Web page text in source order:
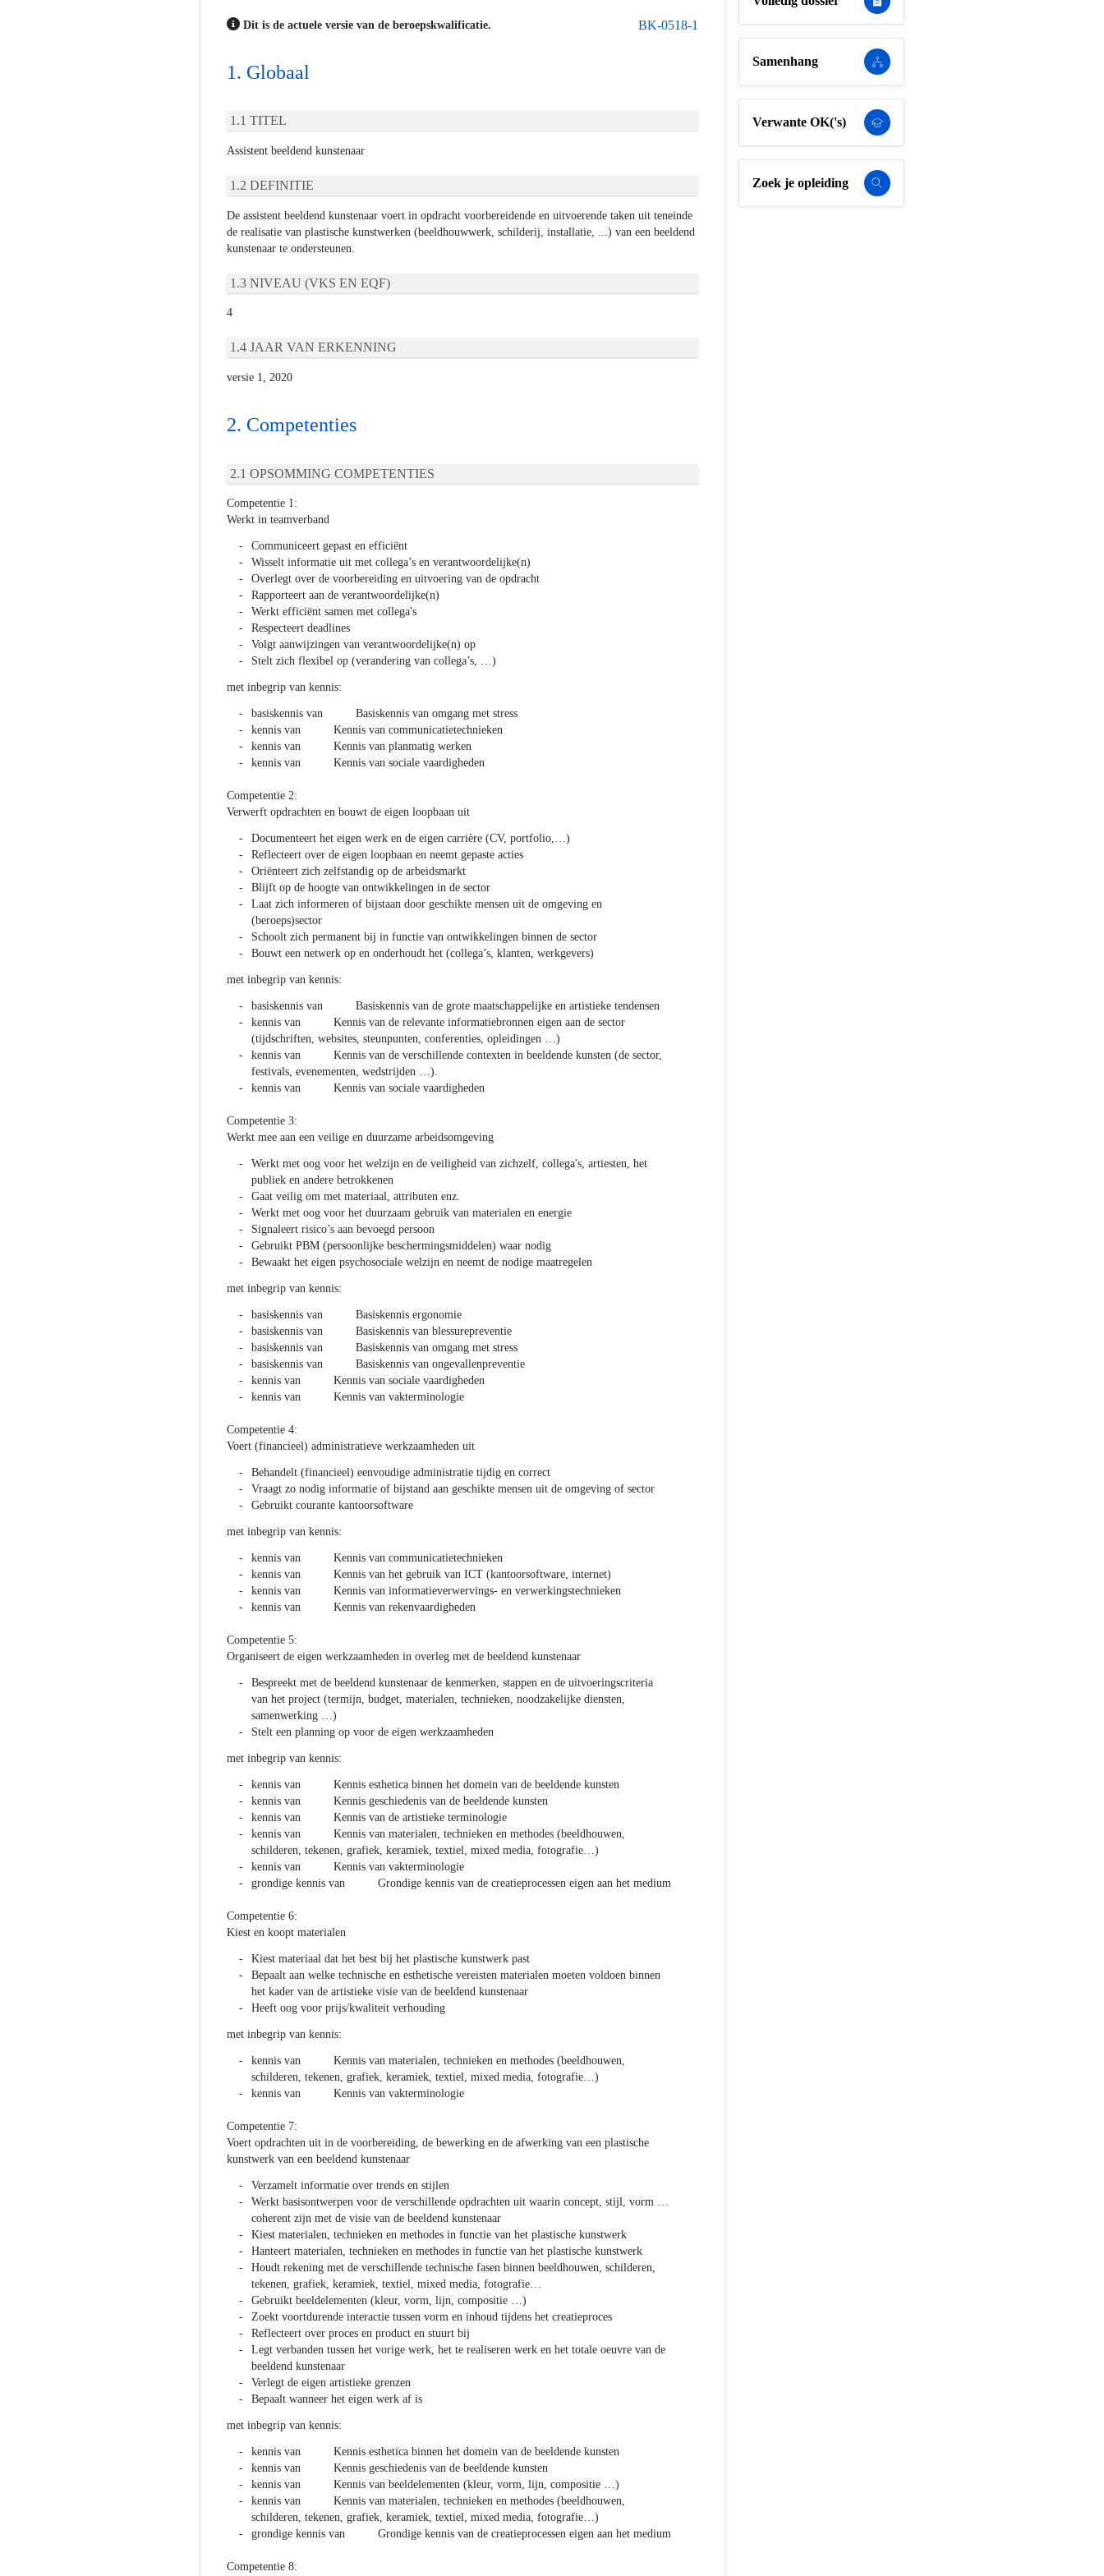
BK-0518-1
Dit is de actuele versie van de beroepskwalificatie.
Globaal
TITEL
Assistent beeldend kunstenaar
DEFINITIE
De assistent beeldend kunstenaar voert in opdracht voorbereidende en uitvoerende taken uit teneinde
de realisatie van plastische kunstwerken (beeldhouwwerk, schilderij, installatie, ...) van een beeldend
kunstenaar te ondersteunen.
NIVEAU (VKS EN EQF)
4
JAAR VAN ERKENNING
versie 1, 2020
Competenties
OPSOMMING COMPETENTIES
Competentie 1:
Werkt in teamverband
Communiceert gepast en efficiënt
Wisselt informatie uit met collega’s en verantwoordelijke(n)
Overlegt over de voorbereiding en uitvoering van de opdracht
Rapporteert aan de verantwoordelijke(n)
Werkt efficiënt samen met collega's
Respecteert deadlines
Volgt aanwijzingen van verantwoordelijke(n) op
Stelt zich flexibel op (verandering van collega’s, …)
met inbegrip van kennis:
basiskennis van Basiskennis van omgang met stress
kennis van Kennis van communicatietechnieken
kennis van Kennis van planmatig werken
kennis van Kennis van sociale vaardigheden
Competentie 2:
Verwerft opdrachten en bouwt de eigen loopbaan uit
Documenteert het eigen werk en de eigen carrière (CV, portfolio,…)
Reflecteert over de eigen loopbaan en neemt gepaste acties
Oriënteert zich zelfstandig op de arbeidsmarkt
Blijft op de hoogte van ontwikkelingen in de sector
Laat zich informeren of bijstaan door geschikte mensen uit de omgeving en
(beroeps)sector
Schoolt zich permanent bij in functie van ontwikkelingen binnen de sector
Bouwt een netwerk op en onderhoudt het (collega’s, klanten, werkgevers)
met inbegrip van kennis:
basiskennis van Basiskennis van de grote maatschappelijke en artistieke tendensen
kennis van Kennis van de relevante informatiebronnen eigen aan de sector
(tijdschriften, websites, steunpunten, conferenties, opleidingen …)
kennis van Kennis van de verschillende contexten in beeldende kunsten (de sector,
festivals, evenementen, wedstrijden …).
kennis van Kennis van sociale vaardigheden
Competentie 3:
Werkt mee aan een veilige en duurzame arbeidsomgeving
Werkt met oog voor het welzijn en de veiligheid van zichzelf, collega's, artiesten, het
publiek en andere betrokkenen
Gaat veilig om met materiaal, attributen enz.
Werkt met oog voor het duurzaam gebruik van materialen en energie
Signaleert risico’s aan bevoegd persoon
Gebruikt PBM (persoonlijke beschermingsmiddelen) waar nodig
Bewaakt het eigen psychosociale welzijn en neemt de nodige maatregelen
met inbegrip van kennis:
basiskennis van Basiskennis ergonomie
basiskennis van Basiskennis van blessurepreventie
basiskennis van Basiskennis van omgang met stress
basiskennis van Basiskennis van ongevallenpreventie
kennis van Kennis van sociale vaardigheden
kennis van Kennis van vakterminologie
Competentie 4:
Voert (financieel) administratieve werkzaamheden uit
Behandelt (financieel) eenvoudige administratie tijdig en correct
Vraagt zo nodig informatie of bijstand aan geschikte mensen uit de omgeving of sector
Gebruikt courante kantoorsoftware
met inbegrip van kennis:
kennis van Kennis van communicatietechnieken
kennis van Kennis van het gebruik van ICT (kantoorsoftware, internet)
kennis van Kennis van informatieverwervings- en verwerkingstechnieken
kennis van Kennis van rekenvaardigheden
Competentie 5:
Organiseert de eigen werkzaamheden in overleg met de beeldend kunstenaar
Bespreekt met de beeldend kunstenaar de kenmerken, stappen en de uitvoeringscriteria
van het project (termijn, budget, materialen, technieken, noodzakelijke diensten,
samenwerking …)
Stelt een planning op voor de eigen werkzaamheden
met inbegrip van kennis:
kennis van Kennis esthetica binnen het domein van de beeldende kunsten
kennis van Kennis geschiedenis van de beeldende kunsten
kennis van Kennis van de artistieke terminologie
kennis van Kennis van materialen, technieken en methodes (beeldhouwen,
schilderen, tekenen, grafiek, keramiek, textiel, mixed media, fotografie…)
kennis van Kennis van vakterminologie
grondige kennis van Grondige kennis van de creatieprocessen eigen aan het medium
Competentie 6:
Kiest en koopt materialen
Kiest materiaal dat het best bij het plastische kunstwerk past
Bepaalt aan welke technische en esthetische vereisten materialen moeten voldoen binnen
het kader van de artistieke visie van de beeldend kunstenaar
Heeft oog voor prijs/kwaliteit verhouding
met inbegrip van kennis:
kennis van Kennis van materialen, technieken en methodes (beeldhouwen,
schilderen, tekenen, grafiek, keramiek, textiel, mixed media, fotografie…)
kennis van Kennis van vakterminologie
Competentie 7:
Voert opdrachten uit in de voorbereiding, de bewerking en de afwerking van een plastische
kunstwerk van een beeldend kunstenaar
Verzamelt informatie over trends en stijlen
Werkt basisontwerpen voor de verschillende opdrachten uit waarin concept, stijl, vorm …
coherent zijn met de visie van de beeldend kunstenaar
Kiest materialen, technieken en methodes in functie van het plastische kunstwerk
Hanteert materialen, technieken en methodes in functie van het plastische kunstwerk
Houdt rekening met de verschillende technische fasen binnen beeldhouwen, schilderen,
tekenen, grafiek, keramiek, textiel, mixed media, fotografie…
Gebruikt beeldelementen (kleur, vorm, lijn, compositie …)
Zoekt voortdurende interactie tussen vorm en inhoud tijdens het creatieproces
Reflecteert over proces en product en stuurt bij
Legt verbanden tussen het vorige werk, het te realiseren werk en het totale oeuvre van de
beeldend kunstenaar
Verlegt de eigen artistieke grenzen
Bepaalt wanneer het eigen werk af is
met inbegrip van kennis:
kennis van Kennis esthetica binnen het domein van de beeldende kunsten
kennis van Kennis geschiedenis van de beeldende kunsten
kennis van Kennis van beeldelementen (kleur, vorm, lijn, compositie …)
kennis van Kennis van materialen, technieken en methodes (beeldhouwen,
schilderen, tekenen, grafiek, keramiek, textiel, mixed media, fotografie…)
grondige kennis van Grondige kennis van de creatieprocessen eigen aan het medium
Competentie 8:
Samenhang
Verwante OK('s)
Zoek je opleiding